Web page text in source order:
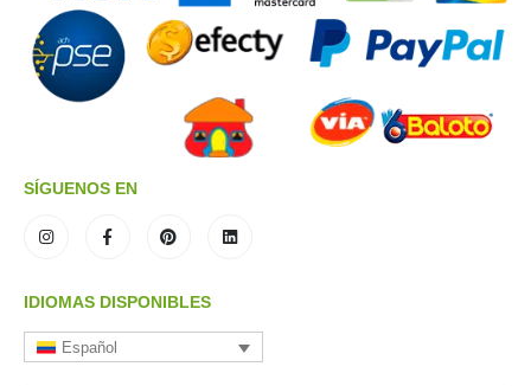
SÍGUENOS EN
IDIOMAS DISPONIBLES
Español